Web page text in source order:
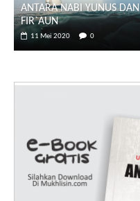
ANTARA NABI YUNUS DAN
FIR`AUN
11 Mei 2020 0